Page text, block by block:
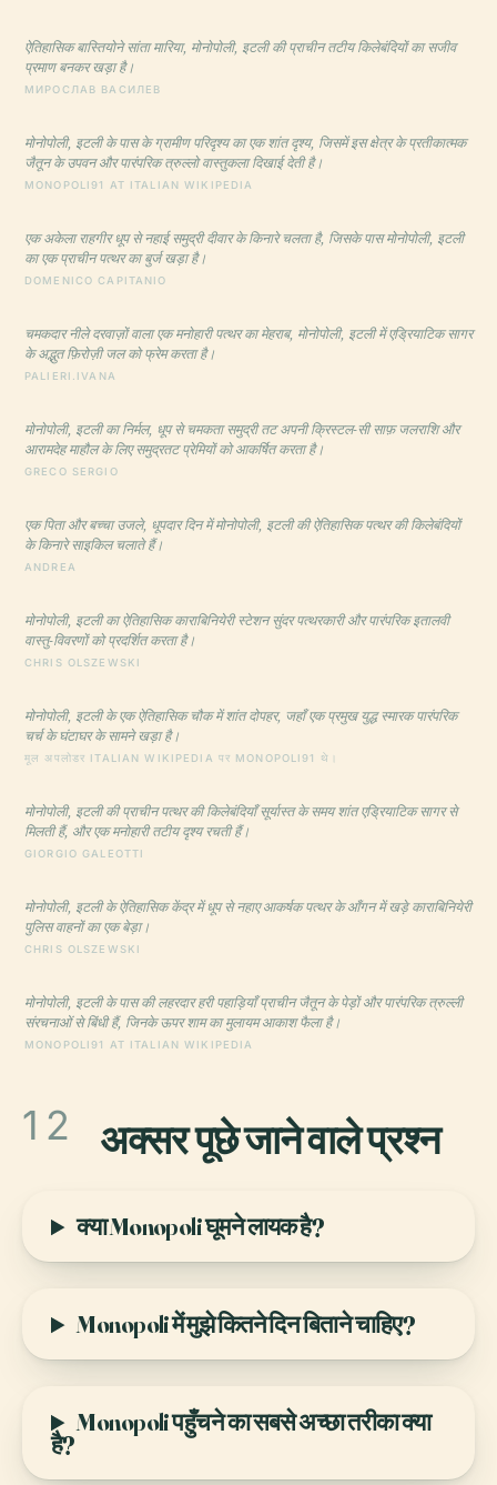
ऐतिहासिक बास्तियोने सांता मारिया, मोनोपोली, इटली की प्राचीन तटीय किलेबंदियों का सजीव
प्रमाण बनकर खड़ा है।
МИРОСЛАВ ВАСИЛЕВ
मोनोपोली, इटली के पास के ग्रामीण परिदृश्य का एक शांत दृश्य, जिसमें इस क्षेत्र के प्रतीकात्मक
जैतून के उपवन और पारंपरिक त्रुल्लो वास्तुकला दिखाई देती है।
MONOPOLI91 AT ITALIAN WIKIPEDIA
एक अकेला राहगीर धूप से नहाई समुद्री दीवार के किनारे चलता है, जिसके पास मोनोपोली, इटली
का एक प्राचीन पत्थर का बुर्ज खड़ा है।
DOMENICO CAPITANIO
चमकदार नीले दरवाज़ों वाला एक मनोहारी पत्थर का मेहराब, मोनोपोली, इटली में एड्रियाटिक सागर
के अद्भुत फ़िरोज़ी जल को फ्रेम करता है।
PALIERI.IVANA
मोनोपोली, इटली का निर्मल, धूप से चमकता समुद्री तट अपनी क्रिस्टल-सी साफ़ जलराशि और
आरामदेह माहौल के लिए समुद्रतट प्रेमियों को आकर्षित करता है।
GRECO SERGIO
एक पिता और बच्चा उजले, धूपदार दिन में मोनोपोली, इटली की ऐतिहासिक पत्थर की किलेबंदियों
के किनारे साइकिल चलाते हैं।
ANDREA
मोनोपोली, इटली का ऐतिहासिक काराबिनियेरी स्टेशन सुंदर पत्थरकारी और पारंपरिक इतालवी
वास्तु-विवरणों को प्रदर्शित करता है।
CHRIS OLSZEWSKI
मोनोपोली, इटली के एक ऐतिहासिक चौक में शांत दोपहर, जहाँ एक प्रमुख युद्ध स्मारक पारंपरिक
चर्च के घंटाघर के सामने खड़ा है।
मूल अपलोडर ITALIAN WIKIPEDIA पर MONOPOLI91 थे।
मोनोपोली, इटली की प्राचीन पत्थर की किलेबंदियाँ सूर्यास्त के समय शांत एड्रियाटिक सागर से
मिलती हैं, और एक मनोहारी तटीय दृश्य रचती हैं।
GIORGIO GALEOTTI
मोनोपोली, इटली के ऐतिहासिक केंद्र में धूप से नहाए आकर्षक पत्थर के आँगन में खड़े काराबिनियेरी
पुलिस वाहनों का एक बेड़ा।
CHRIS OLSZEWSKI
मोनोपोली, इटली के पास की लहरदार हरी पहाड़ियाँ प्राचीन जैतून के पेड़ों और पारंपरिक त्रुल्ली
संरचनाओं से बिंधी हैं, जिनके ऊपर शाम का मुलायम आकाश फैला है।
MONOPOLI91 AT ITALIAN WIKIPEDIA
12 अक्सर पूछे जाने वाले प्रश्न
क्या Monopoli घूमने लायक है?
Monopoli में मुझे कितने दिन बिताने चाहिए?
Monopoli पहुँचने का सबसे अच्छा तरीका क्या
है?